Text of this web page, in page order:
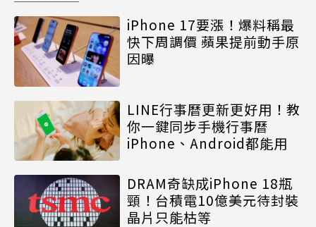
iPhone 17要漲！爆料稱最
快下周調價 蘋果提前動手原
因曝
LINE行事曆更新更好用！教
你一鍵同步手機行事曆
iPhone、Android都能用
DRAM奇缺成iPhone 18瓶
頸！台積電10億美元待封裝
晶片只能枯等